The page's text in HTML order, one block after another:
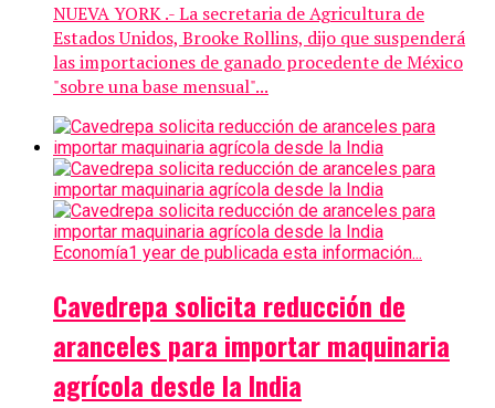
NUEVA YORK .- La secretaria de Agricultura de
Estados Unidos, Brooke Rollins, dijo que suspenderá
las importaciones de ganado procedente de México
"sobre una base mensual"...
Economía1 year de publicada esta información...
Cavedrepa solicita reducción de
aranceles para importar maquinaria
agrícola desde la India